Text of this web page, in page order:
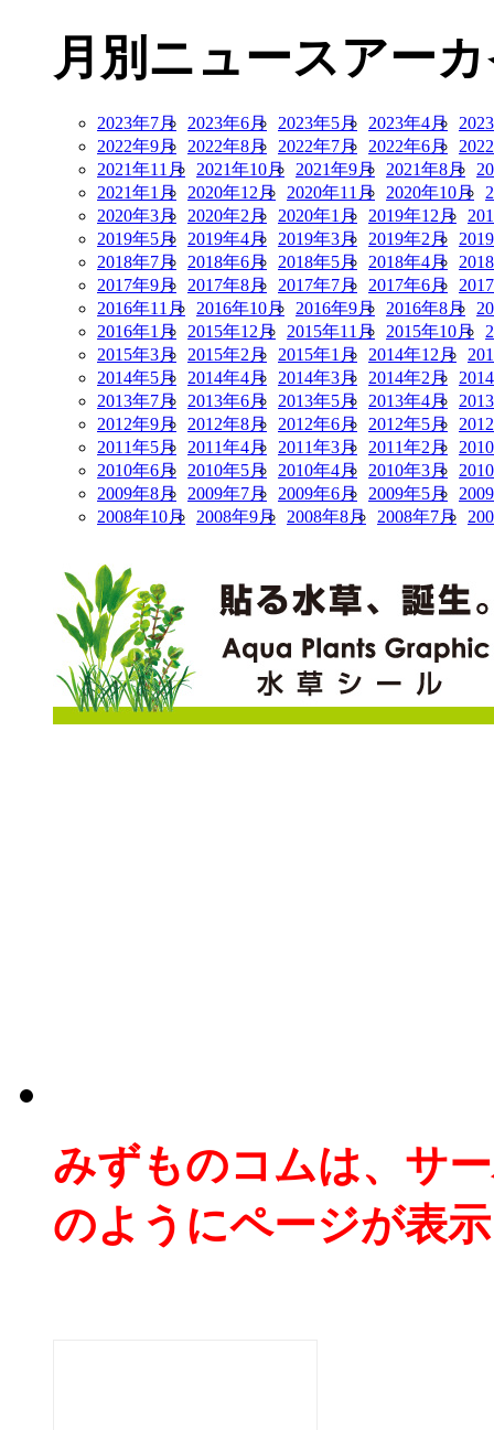
月別ニュースアー
2023年7月 2023年6月 2023年5月 2023年4月
2022年9月
2022年8月 2022年7月 2022年6月
2021年11月
2021年10月 2021年9月 2021年8月
2021年1月
2020年12月 2020年11月 2020年10月
2020年3月
2020年2月 2020年1月 2019年12月
2019年5月
2019年4月 2019年3月 2019年2月
2018年7月
2018年6月 2018年5月 2018年4月
2017年9月
2017年8月 2017年7月 2017年6月
2016年11月
2016年10月 2016年9月 2016年8月
2016年1月
2015年12月 2015年11月 2015年10月
2015年3月
2015年2月 2015年1月 2014年12月
2014年5月
2014年4月 2014年3月 2014年2月
2013年7月
2013年6月 2013年5月 2013年4月
2012年9月
2012年8月 2012年6月 2012年5月
2011年5月
2011年4月 2011年3月 2011年2月
2010年6月
2010年5月 2010年4月 2010年3月
2009年8月
2009年7月 2009年6月 2009年5月
2008年10月
2008年9月 2008年8月 2008年7月
みずものコムは、サ
のようにページが表